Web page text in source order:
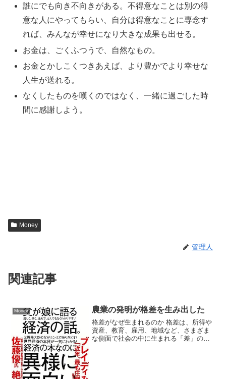
誰にでも向き不向きがある。不得意なことは別の得
意な人にやってもらい、自分は得意なことに専念す
れば、みんなが幸せになり大きな成果も出せる。
お金は、ごくふつうで、自然なもの。
お金とかしこくつきあえば、より豊かでより幸せな
人生が送れる。
なくしたものを嘆くのではなく、一緒に過ごした時
間に感謝しよう。
Money
管理人
関連記事
Money 農業の発明が格差を生み出した
格差がなぜ生まれるのか 格差は、所得や
資産、教育、雇用、地域など、さまざま
な側面で社会の中に生まれる「差」のこ